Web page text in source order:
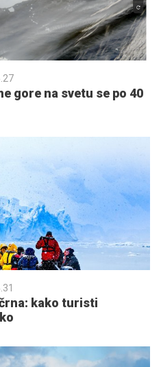
gore na svetu se po 40
kako turisti